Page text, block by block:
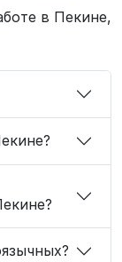
в Пекине,